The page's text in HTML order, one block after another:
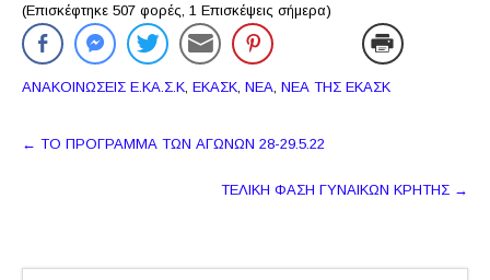
(Επισκέφτηκε 507 φορές, 1 Επισκέψεις σήμερα)
ΑΝΑΚΟΙΝΩΣΕΙΣ Ε.ΚΑ.Σ.Κ ΕΚΑΣΚ ΝΕΑ ΝΕΑ ΤΗΣ ΕΚΑΣΚ
Πλοήγηση
← ΤΟ ΠΡΟΓΡΑΜΜΑ ΤΩΝ ΑΓΩΝΩΝ 28-29.5.22
ΤΕΛΙΚΗ ΦΑΣΗ ΓΥΝΑΙΚΩΝ ΚΡΗΤΗΣ →